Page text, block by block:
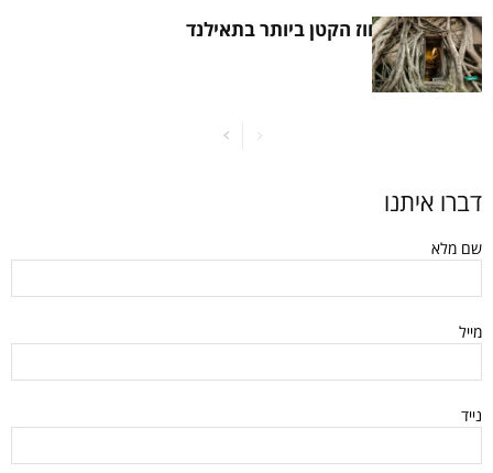
הכירו את המחוז הקטן ביותר בתאילנד
דברו איתנו
שם מלא
מייל
נייד